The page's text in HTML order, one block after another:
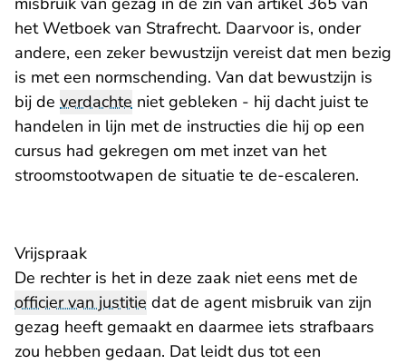
het Wetboek van Strafrecht. Daarvoor is, onder
andere, een zeker bewustzijn vereist dat men bezig
is met een normschending. Van dat bewustzijn is
bij de verdachte niet gebleken - hij dacht juist te
handelen in lijn met de instructies die hij op een
cursus had gekregen om met inzet van het
stroomstootwapen de situatie te de-escaleren.
Vrijspraak
De rechter is het in deze zaak niet eens met de
officier van justitie dat de agent misbruik van zijn
gezag heeft gemaakt en daarmee iets strafbaars
zou hebben gedaan. Dat leidt dus tot een